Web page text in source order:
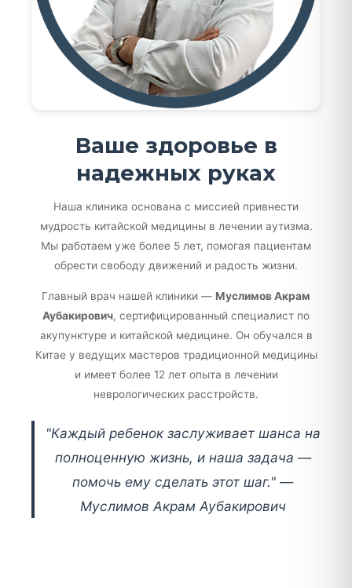
Ваше здоровье в
надежных руках
Наша клиника основана с миссией привнести
мудрость китайской медицины в лечении аутизма.
Мы работаем уже более 5 лет, помогая пациентам
обрести свободу движений и радость жизни.
Главный врач нашей клиники — Муслимов Акрам
Аубакирович, сертифицированный специалист по
акупунктуре и китайской медицине. Он обучался в
Китае у ведущих мастеров традиционной медицины
и имеет более 12 лет опыта в лечении
неврологических расстройств.
"Каждый ребенок заслуживает шанса на
полноценную жизнь, и наша задача —
помочь ему сделать этот шаг." —
Муслимов Акрам Аубакирович